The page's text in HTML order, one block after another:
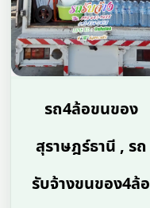
รถ4ล้อขนของ
สุราษฎร์ธานี , รถ
รับจ้างขนของ4ล้อ